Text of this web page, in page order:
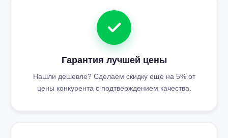
Гарантия лучшей цены
Нашли дешевле? Сделаем скидку еще на 5% от
цены конкурента с подтверждением качества.